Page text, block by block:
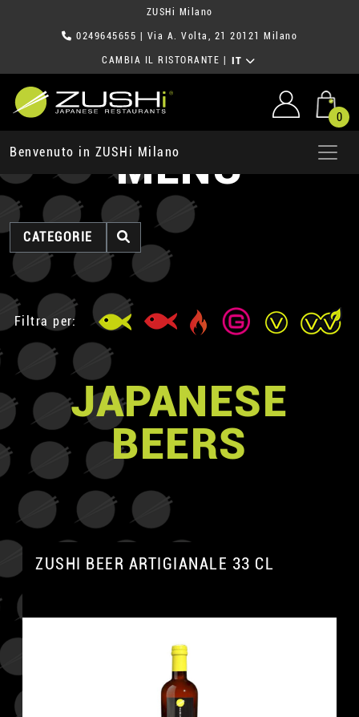
ZUSHi Milano
0249645655 | Via A. Volta, 21 20121 Milano
CAMBIA IL RISTORANTE IT
0
Benvenuto in ZUSHi MilanoMENU
CATEGORIE
Filtra per:
JAPANESE
BEERS
ZUSHI BEER ARTIGIANALE 33 CL